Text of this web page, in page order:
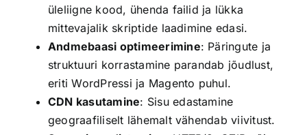
üleliigne kood, ühenda failid ja lükka
mittevajalik skriptide laadimine edasi.
Andmebaasi optimeerimine: Päringute ja
struktuuri korrastamine parandab jõudlust,
eriti WordPressi ja Magento puhul.
CDN kasutamine: Sisu edastamine
geograafiliselt lähemalt vähendab viivitust.